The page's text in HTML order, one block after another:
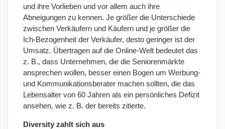
und ihre Vorlieben und vor allem auch ihre
Abneigungen zu kennen. Je größer die Unterschiede
zwischen Verkäufern und Käufern und je größer die
Ich-Bezogenheit der Verkäufer, desto geringer ist der
Umsatz. Übertragen auf die Online-Welt bedeutet das
z. B., dass Unternehmen, die die Seniorenmärkte
ansprechen wollen, besser einen Bogen um Werbung-
und Kommunikationsberater machen sollten, die das
Lebensalter von 60 Jahren als ein persönliches Defizit
ansehen, wie z. B. der bereits zitierte.
Diversity zahlt sich aus